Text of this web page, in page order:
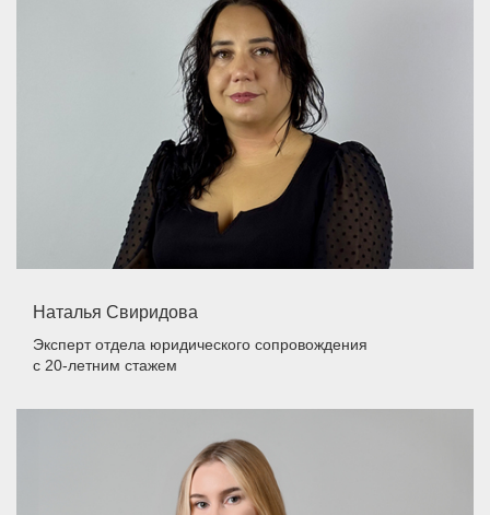
Наталья Свиридова
Эксперт отдела юридического сопровождения
с 20-летним стажем